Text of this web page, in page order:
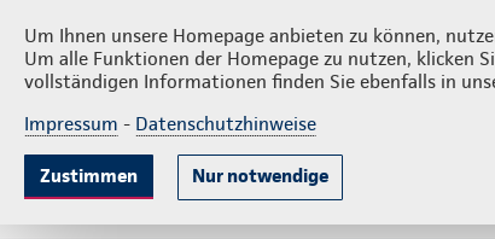
Um Ihnen unsere Homepage anbieten zu können,
Um alle Funktionen der Homepage zu nutzen, klicken
vollständigen Informationen finden Sie ebenfalls in
Impressum - Datenschutzhinweise
Zustimmen Nur notwendige
Liberski und Kurpierz
KrankenversicherungLebensversicherung